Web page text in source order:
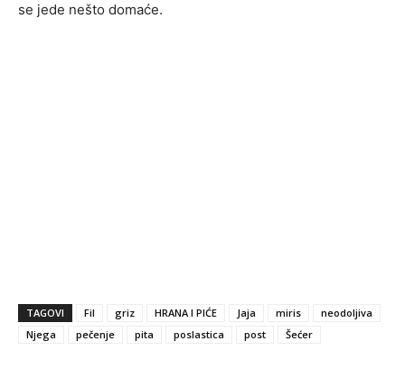
se jede nešto domaće.
TAGOVI Fil griz HRANA I PIĆE Jaja miris
neodoljiva
Njega
pečenje pita poslastica post Šećer